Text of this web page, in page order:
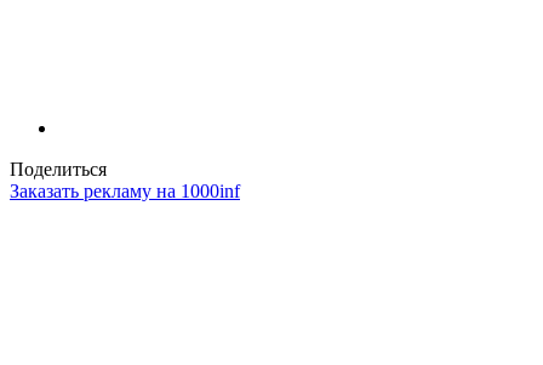
Поделиться
Заказать рекламу на 1000inf